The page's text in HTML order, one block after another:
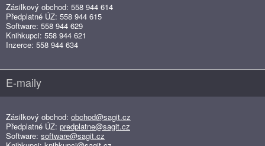
Zásilkový obchod: 558 944 614
Předplatné ÚZ: 558 944 615
Software: 558 944 629
Knihkupci: 558 944 621
Inzerce: 558 944 634
E-maily
Zásilkový obchod: obchod@sagit.cz
Předplatné ÚZ: predplatne@sagit.cz
Software: software@sagit.cz